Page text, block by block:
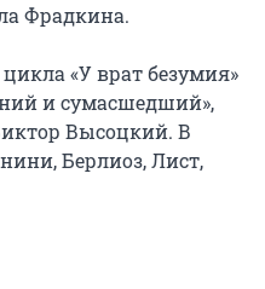
Фрадкина.
«У врат безумия»
и сумасшедший»,
Высоцкий. В
Берлиоз, Лист,